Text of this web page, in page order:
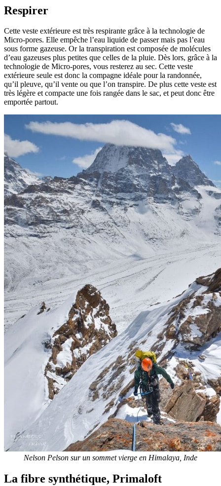
Respirer
Cette veste extérieure est très respirante grâce à la technologie de
Micro-pores. Elle empêche l’eau liquide de passer mais pas l’eau
sous forme gazeuse. Or la transpiration est composée de molécules
d’eau gazeuses plus petites que celles de la pluie. Dès lors, grâce à la
technologie de Micro-pores, vous resterez au sec. Cette veste
extérieure seule est donc la compagne idéale pour la randonnée,
qu’il pleuve, qu’il vente ou que l’on transpire. De plus cette veste est
très légère et compacte une fois rangée dans le sac, et peut donc être
emportée partout.
Nelson Pelson sur un sommet vierge en Himalaya, Inde
La fibre synthétique, Primaloft